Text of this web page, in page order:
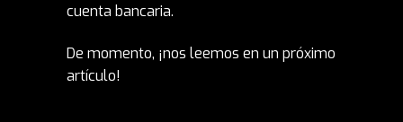
cuenta bancaria.
De momento, ¡nos leemos en un próximo
artículo!